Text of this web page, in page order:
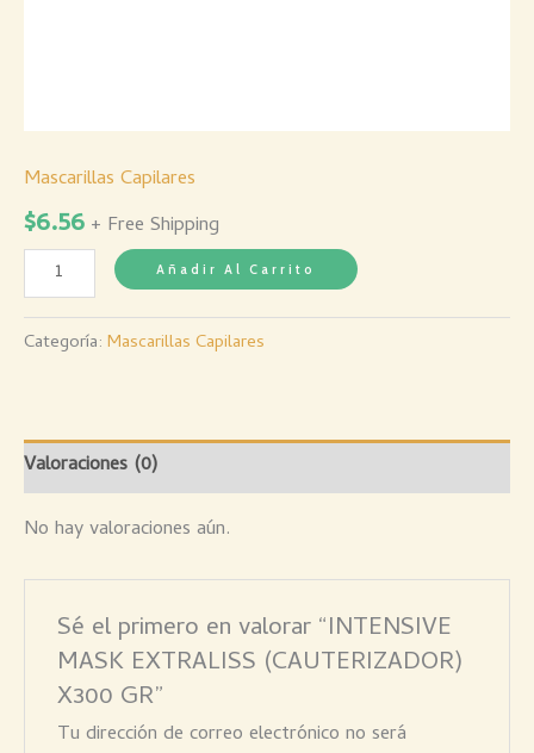
Mascarillas Capilares
$6.56 + Free Shipping
Añadir Al Carrito
Categoría: Mascarillas Capilares
Valoraciones (0)
No hay valoraciones aún.
Sé el primero en valorar “INTENSIVE
MASK EXTRALISS (CAUTERIZADOR)
X300 GR”
Tu dirección de correo electrónico no será